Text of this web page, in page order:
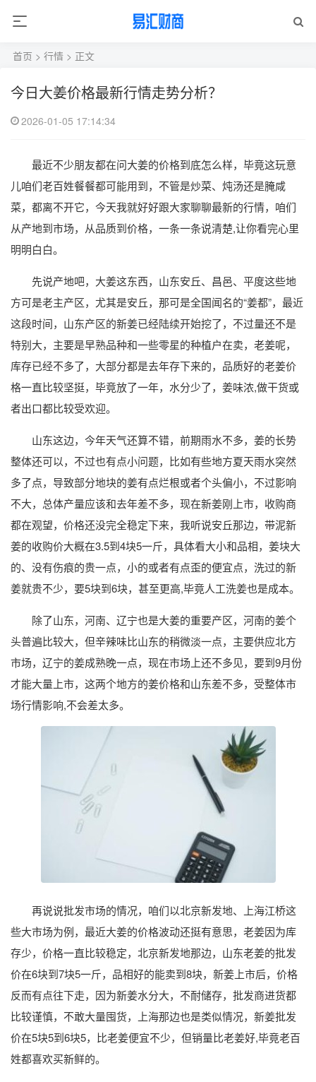
首页 > 行情 > 正文
今日大姜价格最新行情走势分析？
2026-01-05 17:14:34
最近不少朋友都在问大姜的价格到底怎么样，毕竟这玩意
儿咱们老百姓餐餐都可能用到，不管是炒菜、炖汤还是腌咸
菜，都离不开它，今天我就好好跟大家聊聊最新的行情，咱们
从产地到市场，从品质到价格，一条一条说清楚,让你看完心里
明明白白。
先说产地吧，大姜这东西，山东安丘、昌邑、平度这些地
方可是老主产区，尤其是安丘，那可是全国闻名的“姜都”，最近
这段时间，山东产区的新姜已经陆续开始挖了，不过量还不是
特别大，主要是早熟品种和一些零星的种植户在卖，老姜呢，
库存已经不多了，大部分都是去年存下来的，品质好的老姜价
格一直比较坚挺，毕竟放了一年，水分少了，姜味浓,做干货或
者出口都比较受欢迎。
山东这边，今年天气还算不错，前期雨水不多，姜的长势
整体还可以，不过也有点小问题，比如有些地方夏天雨水突然
多了点，导致部分地块的姜有点烂根或者个头偏小，不过影响
不大，总体产量应该和去年差不多，现在新姜刚上市，收购商
都在观望，价格还没完全稳定下来，我听说安丘那边，带泥新
姜的收购价大概在3.5到4块5一斤，具体看大小和品相，姜块大
的、没有伤痕的贵一点，小的或者有点歪的便宜点，洗过的新
姜就贵不少，要5块到6块，甚至更高,毕竟人工洗姜也是成本。
除了山东，河南、辽宁也是大姜的重要产区，河南的姜个
头普遍比较大，但辛辣味比山东的稍微淡一点，主要供应北方
市场，辽宁的姜成熟晚一点，现在市场上还不多见，要到9月份
才能大量上市，这两个地方的姜价格和山东差不多，受整体市
场行情影响,不会差太多。
再说说批发市场的情况，咱们以北京新发地、上海江桥这
些大市场为例，最近大姜的价格波动还挺有意思，老姜因为库
存少，价格一直比较稳定，北京新发地那边，山东老姜的批发
价在6块到7块5一斤，品相好的能卖到8块，新姜上市后，价格
反而有点往下走，因为新姜水分大，不耐储存，批发商进货都
比较谨慎，不敢大量囤货，上海那边也是类似情况，新姜批发
价在5块5到6块5，比老姜便宜不少，但销量比老姜好,毕竟老百
姓都喜欢买新鲜的。